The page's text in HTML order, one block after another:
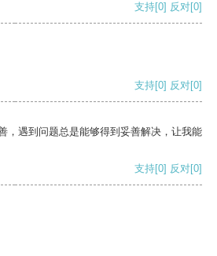
支持[0] 反对[0]
支持[0] 反对[0]
，遇到问题总是能够得到妥善解决，让我能
支持[0] 反对[0]